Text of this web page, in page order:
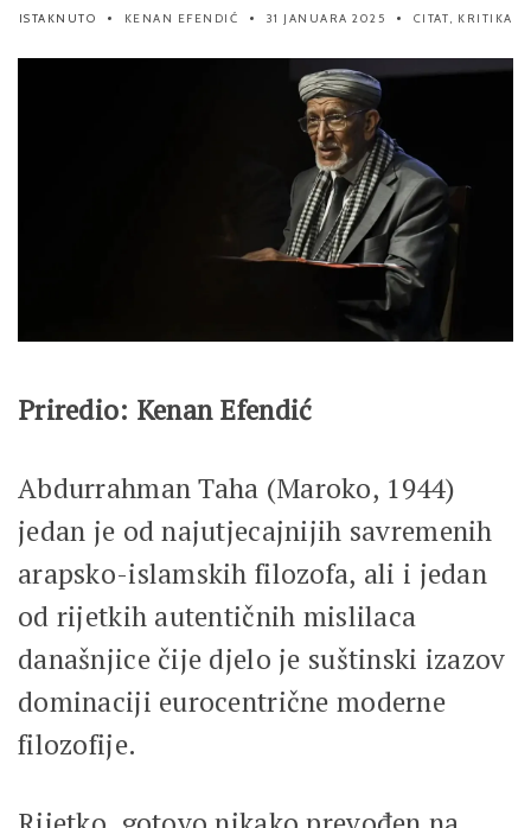
ISTAKNUTO KENAN EFENDIĆ 31 JANUARA 2025 CITAT, KRITIKA
Priredio: Kenan Efendić
Abdurrahman Taha (Maroko, 1944)
jedan je od najutjecajnijih savremenih
arapsko-islamskih filozofa, ali i jedan
od rijetkih autentičnih mislilaca
današnjice čije djelo je suštinski izazov
dominaciji eurocentrične moderne
filozofije.